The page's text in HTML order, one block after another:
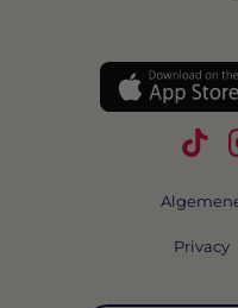
Volg
Privacy